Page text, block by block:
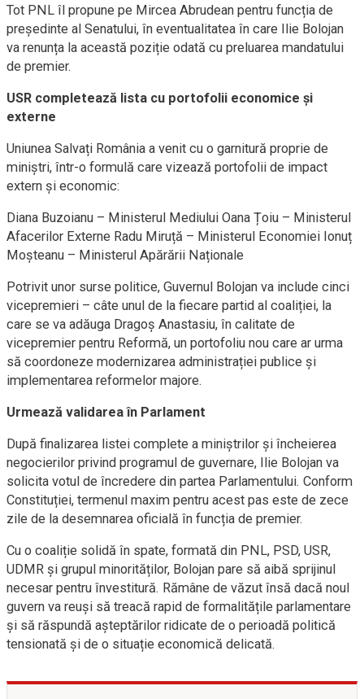
Tot PNL îl propune pe Mircea Abrudean pentru funcția de
președinte al Senatului, în eventualitatea în care Ilie Bolojan
va renunța la această poziție odată cu preluarea mandatului
de premier.
USR completează lista cu portofolii economice și
externe
Uniunea Salvați România a venit cu o garnitură proprie de
miniștri, într-o formulă care vizează portofolii de impact
extern și economic:
Diana Buzoianu – Ministerul Mediului Oana Țoiu – Ministerul
Afacerilor Externe Radu Miruță – Ministerul Economiei Ionuț
Moșteanu – Ministerul Apărării Naționale
Potrivit unor surse politice, Guvernul Bolojan va include cinci
vicepremieri – câte unul de la fiecare partid al coaliției, la
care se va adăuga Dragoș Anastasiu, în calitate de
vicepremier pentru Reformă, un portofoliu nou care ar urma
să coordoneze modernizarea administrației publice și
implementarea reformelor majore.
Urmează validarea în Parlament
După finalizarea listei complete a miniștrilor și încheierea
negocierilor privind programul de guvernare, Ilie Bolojan va
solicita votul de încredere din partea Parlamentului. Conform
Constituției, termenul maxim pentru acest pas este de zece
zile de la desemnarea oficială în funcția de premier.
Cu o coaliție solidă în spate, formată din PNL, PSD, USR,
UDMR și grupul minorităților, Bolojan pare să aibă sprijinul
necesar pentru învestitură. Rămâne de văzut însă dacă noul
guvern va reuși să treacă rapid de formalitățile parlamentare
și să răspundă așteptărilor ridicate de o perioadă politică
tensionată și de o situație economică delicată.